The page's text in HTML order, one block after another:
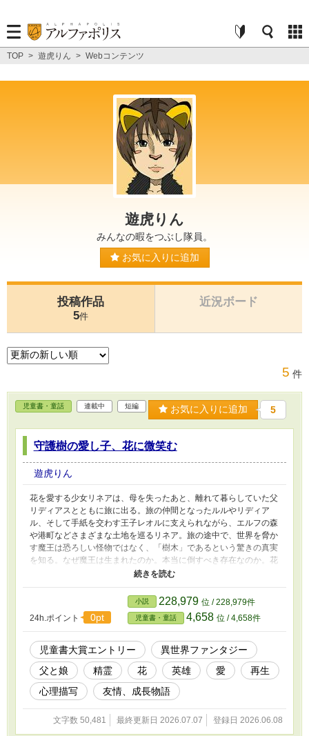
TOP > 遊虎りん > Webコンテンツ
遊虎りん
みんなの暇をつぶし隊員。
お気に入りに追加
投稿作品
5件
近況ボード
5 件
児童書・童話 連載中 短編 お気に入りに追加 5
守護樹の愛し子、花に微笑む
遊虎りん
花を愛する少女リネアは、母を失ったあと、離れて暮らしていた父
リディアスとともに旅に出る。旅の仲間となったルルやリディア
ル、そして手紙を交わす王子レオルに支えられながら、エルフの森
や港町などさまざまな土地を巡るリネア。旅の途中で、世界を脅か
す魔王は恐ろしい怪物ではなく、「樹木」であるという驚きの真実
を知る。なぜ魔王は生まれたのか。本当に倒すべき存在なのか。花
や精霊、人々の想いに触れながら、リネアは争いのない未来を探す
24h.ポイント 0pt
小説 228,979 位 / 228,979件
児童書・童話 4,658 位 / 4,658件
児童書大賞エントリー
異世界ファンタジー
父と娘
精霊 花 英雄 愛
再生
心理描写
友情、成長物語
文字数 50,481 最終更新日 2026.07.07 登録日 2026.06.08